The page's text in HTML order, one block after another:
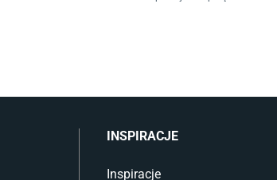
INSPIRACJE
Inspiracje